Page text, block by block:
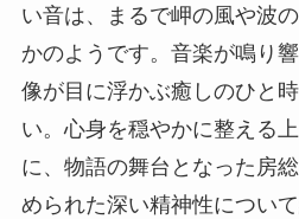
い音は、まるで岬の風や波
かのようです。音楽が鳴り
像が目に浮かぶ癒しのひと
い。心身を穏やかに整える
に、物語の舞台となった房
められた深い精神性につい